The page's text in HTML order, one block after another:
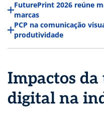
FuturePrint 2026 reúne
marcas
PCP na comunicação
produtividade
Impactos
digital na